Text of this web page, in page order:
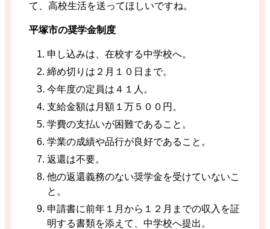
て、高校生活を送ってほしいですね。
平塚市の奨学金制度
申し込みは、在校する中学校へ。
締め切りは２月１０日まで。
今年度の定員は４１人。
支給金額は月額１万５００円。
学費の支払いが困難であること。
学業の成績や品行が良好であること。
返還は不要。
他の返還義務のない奨学金を受けていないこ
と。
申請書に前年１月から１２月までの収入を証
明する書類を添えて、中学校へ提出。